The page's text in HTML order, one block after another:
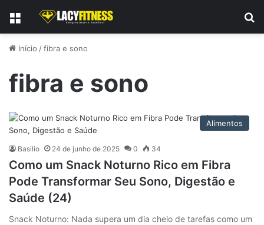
Menu
Início /fibra e sono
fibra e sono
Alimentos
Basilio 24 de junho de 2025 0 34
Como um Snack Noturno Rico em Fibra
Pode Transformar Seu Sono, Digestão e
Saúde (24)
Snack Noturno: Nada supera um dia cheio de tarefas como um